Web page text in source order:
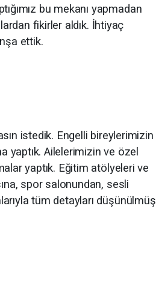
bu mekanı yapmadan
fikirler aldık. İhtiyaç
ettik.
istedik. Engelli bireylerimizin
yaptık. Ailelerimizin ve özel
yaptık. Eğitim atölyeleri ve
spor salonundan, sesli
tüm detayları düşünülmüş